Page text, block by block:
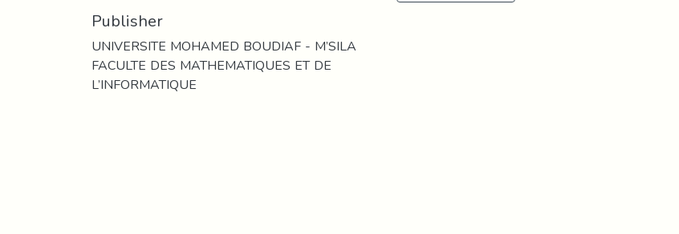
Publisher
UNIVERSITE MOHAMED BOUDIAF - M’SILA
FACULTE DES MATHEMATIQUES ET DE
L’INFORMATIQUE